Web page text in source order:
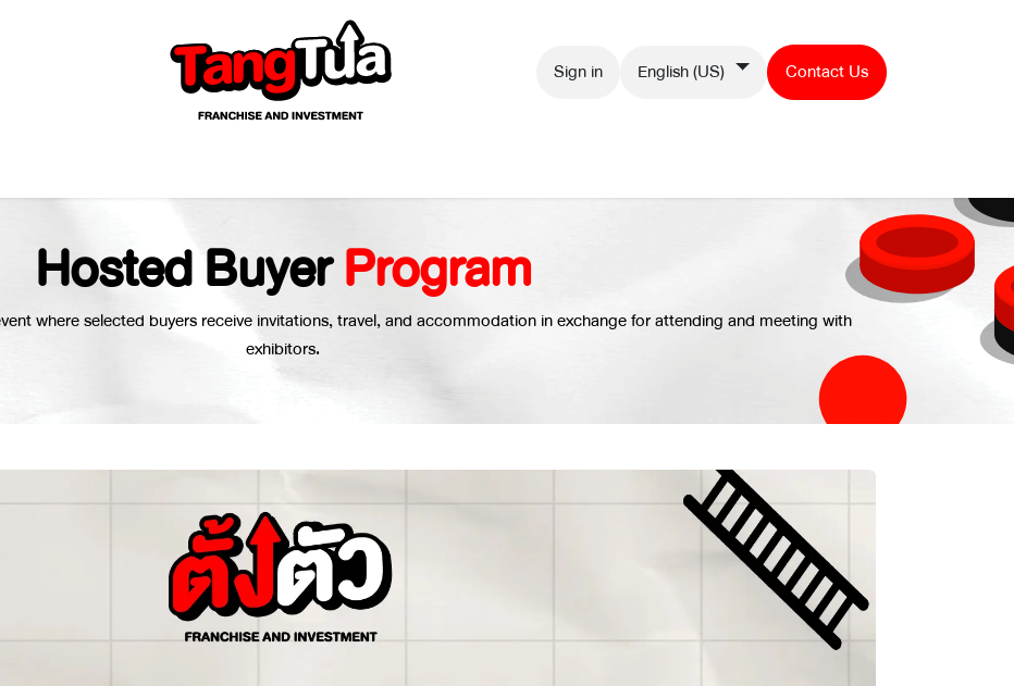
Sign in
English (US) Contact Us
Hosted BuyerProgram
where selected buyers receive invitations, travel, and accommodation in exchange for attending and meeting with
exhibitors.